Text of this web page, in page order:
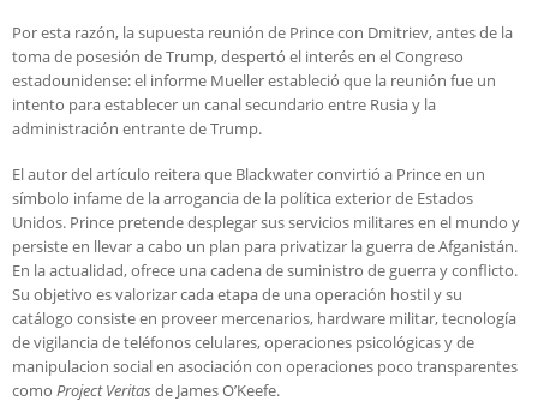
Por esta razón, la supuesta reunión de Prince con Dmitriev, antes de la
toma de posesión de Trump, despertó el interés en el Congreso
estadounidense: el informe Mueller estableció que la reunión fue un
intento para establecer un canal secundario entre Rusia y la
administración entrante de Trump.
El autor del artículo reitera que Blackwater convirtió a Prince en un
símbolo infame de la arrogancia de la política exterior de Estados
Unidos. Prince pretende desplegar sus servicios militares en el mundo y
persiste en llevar a cabo un plan para privatizar la guerra de Afganistán.
En la actualidad, ofrece una cadena de suministro de guerra y conflicto.
Su objetivo es valorizar cada etapa de una operación hostil y su
catálogo consiste en proveer mercenarios, hardware militar, tecnología
de vigilancia de teléfonos celulares, operaciones psicológicas y de
manipulacion social en asociación con operaciones poco transparentes
como Project Veritas de James O’Keefe.